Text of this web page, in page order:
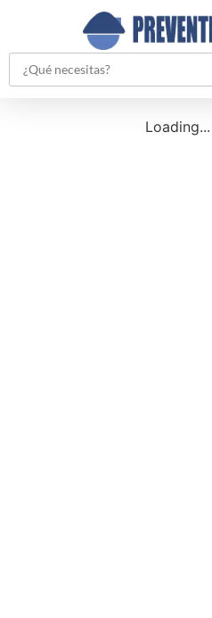
Loading...